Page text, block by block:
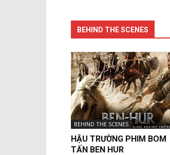
BEHIND THE SCENES
BEHIND THE SCENES
HẬU TRƯỜNG PHIM BOM
TẤN BEN HUR